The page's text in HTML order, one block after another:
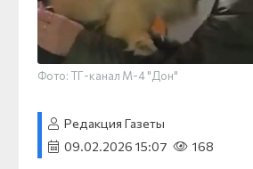
Фото: ТГ-канал М-4 "Дон"
Редакция Газеты
09.02.2026 15:07
168